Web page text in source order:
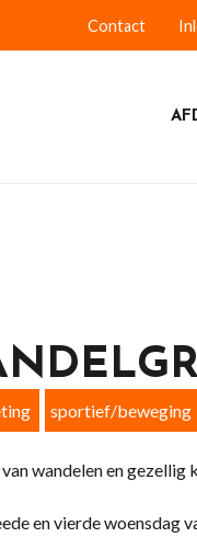
Contact
sportief/beweging
wandelen en gezellig
en vierde woensdag